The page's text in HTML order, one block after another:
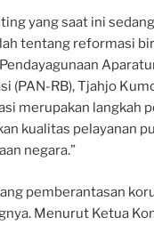
yang saat ini
tentang reformasi
(PAN-RB), Tjahjo
merupakan langkah
kualitas pelayanan
negara.”
pemberantasan
Menurut Ketua